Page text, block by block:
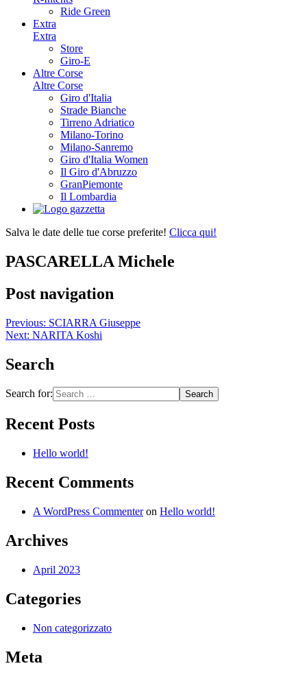
Ride Green
Extra
Extra
Store
Giro-E
Altre Corse
Altre Corse
Giro d'Italia
Strade Bianche
Tirreno Adriatico
Milano-Torino
Milano-Sanremo
Giro d'Italia Women
Il Giro d'Abruzzo
GranPiemonte
Il Lombardia
Salva le date delle tue corse preferite! Clicca qui!
PASCARELLA Michele
Post navigation
Previous: SCIARRA Giuseppe
Next: NARITA Koshi
Search
Search for:
Recent Posts
Hello world!
Recent Comments
A WordPress Commenteron Hello world!
Archives
April 2023
Categories
Non categorizzato
Meta